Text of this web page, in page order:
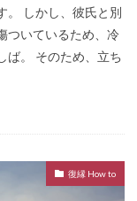
。 しかし、彼氏と別
ついているため、冷
ば。 そのため、立ち
復縁 How to